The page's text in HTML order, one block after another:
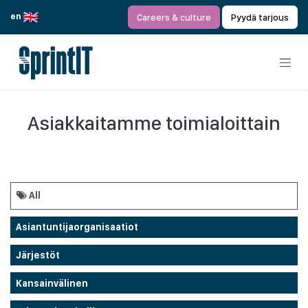
en
Careers & culture Pyydä tarjous
Asiakkaitamme toimialoittain
All
Asiantuntijaorganisaatiot
Järjestöt
Kansainvälinen